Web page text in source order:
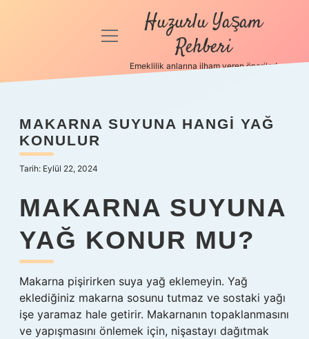
Anasayfa
Politikası
Yasal Uyarı
menüyü
Huzurlu Yaşam
Rehberi
Emeklilik anlarına ilham veren öneriler!
MAKARNA SUYUNA HANGI YAĞ
KONULUR
Tarih: Eylül 22, 2024
MAKARNA SUYUNA
YAĞ KONUR MU?
Makarna pişirirken suya yağ eklemeyin. Yağ
eklediğiniz makarna sosunu tutmaz ve sostaki yağı
işe yaramaz hale getirir. Makarnanın topaklanmasını
ve yapışmasını önlemek için, nişastayı dağıtmak